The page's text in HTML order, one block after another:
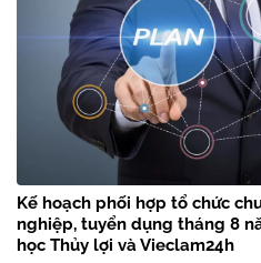
Kế hoạch phối hợp tổ chức
nghiệp, tuyển dụng tháng 8
học Thủy lợi và Vieclam24h